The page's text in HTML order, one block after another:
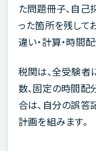
た問題冊子、自己
った箇所を残して
違い・計算・時間
税関は、全受験者
数、固定の時間配
合は、自分の誤
計画を組みます。